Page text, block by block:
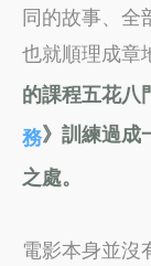
同的故事、全
也就順理成章
的課程五花八
務》訓練過成
之處。
電影本身並沒